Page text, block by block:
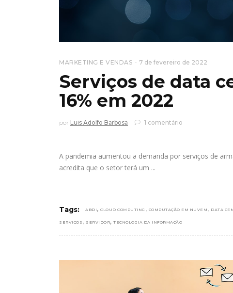
MARKETING E VENDAS 7 de fevereiro de 2022
Serviços de data
16% em 2022
por Luis Adolfo Barbosa 1 comentário
A pandemia aumentou a demanda por serviços de
acredita que o setor terá um
Tags: ABDI , CLOUD COMPUTING , COMPUTAÇÃO EM NUVEM , DATA
SERVIÇOS , SERVIDOR, TECNOLOGIA DA INFORMAÇÃO